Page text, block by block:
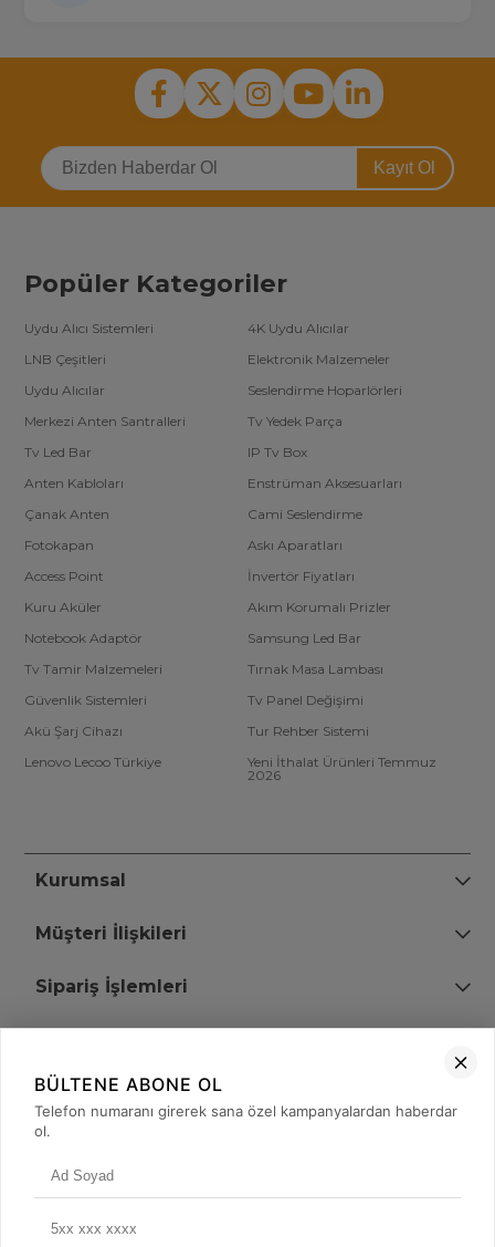
Kayıt Ol
Popüler Kategoriler
Uydu Alıcı Sistemleri
4K Uydu Alıcılar
LNB Çeşitleri
Elektronik Malzemeler
Uydu Alıcılar
Seslendirme Hoparlörleri
Merkezi Anten Santralleri
Tv Yedek Parça
Tv Led Bar
IP Tv Box
Anten Kabloları
Enstrüman Aksesuarları
Çanak Anten
Cami Seslendirme
Fotokapan
Askı Aparatları
Access Point
İnvertör Fiyatları
Kuru Aküler
Akım Korumalı Prizler
Notebook Adaptör
Samsung Led Bar
Tv Tamir Malzemeleri
Tırnak Masa Lambası
Güvenlik Sistemleri
Tv Panel Değişimi
Akü Şarj Cihazı
Tur Rehber Sistemi
Lenovo Lecoo Türkiye
Yeni İthalat Ürünleri Temmuz
2026
Kurumsal
Müşteri İlişkileri
Sipariş İşlemleri
+90 (850) 473 08 08
BÜLTENE ABONE OL
Telefon numaranı girerek sana özel kampanyalardan haberdar
ol.